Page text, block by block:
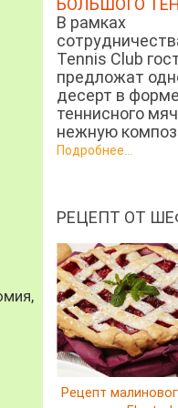
БОЛЬШОГО
В рамках
Tennis Club
предложат
десерт в форме
теннисного
нежную
Подробнее...
РЕЦЕПТ ОТ
Рецепт